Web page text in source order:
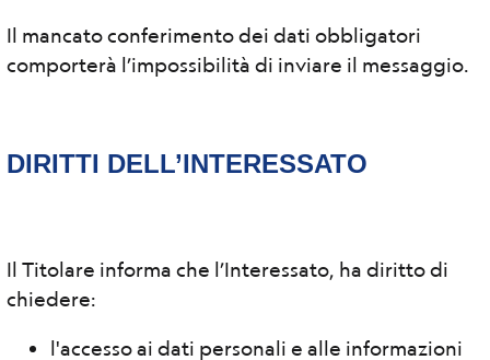
Il mancato conferimento dei dati obbligatori
comporterà l’impossibilità di inviare il messaggio.
DIRITTI DELL’INTERESSATO
Il Titolare informa che l’Interessato, ha diritto di
chiedere:
l'accesso ai dati personali e alle informazioni